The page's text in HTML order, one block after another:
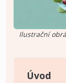
Ilustrační
Úvod